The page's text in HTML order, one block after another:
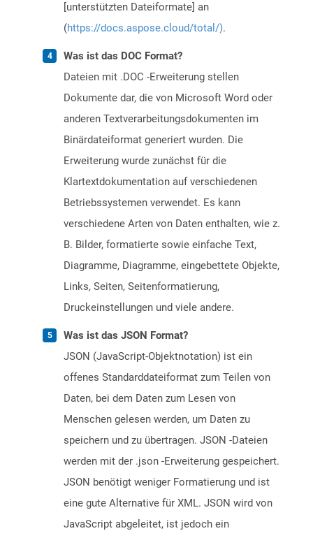
[unterstützten Dateiformate] an
(https://docs.aspose.cloud/total/).
Was ist das DOC Format?
Dateien mit .DOC -Erweiterung stellen
Dokumente dar, die von Microsoft Word oder
anderen Textverarbeitungsdokumenten im
Binärdateiformat generiert wurden. Die
Erweiterung wurde zunächst für die
Klartextdokumentation auf verschiedenen
Betriebssystemen verwendet. Es kann
verschiedene Arten von Daten enthalten, wie z.
B. Bilder, formatierte sowie einfache Text,
Diagramme, Diagramme, eingebettete Objekte,
Links, Seiten, Seitenformatierung,
Druckeinstellungen und viele andere.
Was ist das JSON Format?
JSON (JavaScript-Objektnotation) ist ein
offenes Standarddateiformat zum Teilen von
Daten, bei dem Daten zum Lesen von
Menschen gelesen werden, um Daten zu
speichern und zu übertragen. JSON -Dateien
werden mit der .json -Erweiterung gespeichert.
JSON benötigt weniger Formatierung und ist
eine gute Alternative für XML. JSON wird von
JavaScript abgeleitet, ist jedoch ein